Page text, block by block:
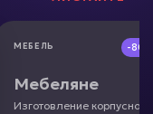
CRM
МЕБЕЛЬ -
Мебеляне
Изготовление корпусной
МЕБЕЛЬ -
Мебеляне
Изготовление корпусной